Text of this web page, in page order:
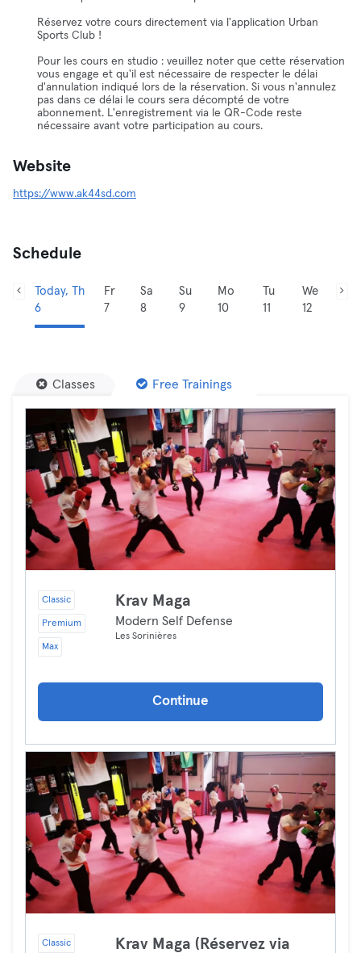
Réservez votre cours directement via l'application Urban
Sports Club !
Pour les cours en studio : veuillez noter que cette réservation
vous engage et qu'il est nécessaire de respecter le délai
d'annulation indiqué lors de la réservation. Si vous n'annulez
pas dans ce délai le cours sera décompté de votre
abonnement. L'enregistrement via le QR-Code reste
nécessaire avant votre participation au cours.
Website
https://www.ak44sd.com
Schedule
Today, Th
6
Fr
7
Sa
8
Su
9
Mo
10
Tu
11
We
12
Classes Free Trainings
Classic
Premium
Max
Krav Maga
Modern Self Defense
Les Sorinières
Continue
Classic
Krav Maga (Réservez via